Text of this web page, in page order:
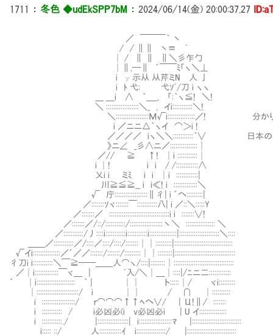
1711 ： 冬色 ◆udEkSPP7bM ： 2024/06/14(金) 20:00:37.27
／ ￣￣￣｀ 丶
/ / ∥∥ 丶≡ ﾞ
│ / ∥ ∥ ∥＼彡乍勹
│∥,─∥ ´￣￣ﾐ「ヽ＼⊥
i γ示从 从芹ミN 人 亅
i ﾄ 弋; 弋ｿﾞ/刀 i ヽヽ
＿ ＿i ∧ ｀＿_, 「:｀ヽ≦! ＼!
＼ ::::::::::::::::::＼_ , イi:::::::::::＼!
＼::::::::::::::::::Μ√i:::::::::::::::／! 分かりやす
i ／ニニ△｀ヽイ ⌒＞i !
／／／／ iヽ＼＼:::::::::::｀∨ 日本のなかで年収が
》ニ∠ _彡∧ニ／:::::::::::::::│
／// ≧ ↑! │i :::::::::::│
i │! i i / /::::::::::::∧
乂i i ミﾐ i i │i ::::::::::::|
川≧≦≧__ i i≪! i :::::::::::::＼
√ 庁::::::::::::::::::∥彳| i ´へ:::::::::|
／:::::::ｿヾ:::::::￣:::::::::::八| i ／::＼:::::Y
／:::::::／ :::::::::::::::::::::::::::::::::i i :::::::∨!
／:::::::／/::/:::::::::::/::::::::::::::::::丶＼ :::::::::::::::: ＼
／:::::::::::/丿::::i:::::::::::i:::::::::::i:::::::::::::::|::::::::::::::::::::::＼::::
＿＿／:::::::::::／/::::／::::/::::/:::::::││:::::::::|::::::::::::::::::::::::::::::::
√イi:::::::::::::::／´／／:::::::/:::::::/:::::::::││::::::::|:::::::::::::::::::::::::::::::::
彳刀i i:::::::::::＼￣≧──＿＿人⌒ヽ/::::|::::::::│:::::::::::::::::::::::::::::::::
／│i:::::::::::::￣ヾ＿ | ﾞ入/＼│＿│::::|/ﾆニ二::::::::::::
´ │i::::::::::::::::::::: ｀ | ││ ト:::::│/ ヾi:::::::::
│:::::::::::::::::::::::/ i ││ / Ⅴ∩ │::::::::::
i ::::::::::::::::::/ ｒ⌒⌒⌒↑↑ﾍへ∨/ | Ц!∥/ :::::::
i ::::::::::: / i必凶必(i v必凶必i | U イ:::::::::::::::
i :::::::::::./ |:::::::::::::::::| i::::::::::::::::::ﾏ |:::::::::::::::::::::::::::
i::::: ::/ 人::::::::::::ｲ i::::::::::::::::/ |:::::::::::::::::::::::::::